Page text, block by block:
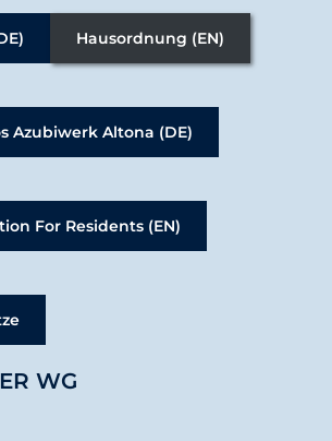
Hausordnung (EN)
Azubiwerk Altona (DE)
For Residents (EN)
WG